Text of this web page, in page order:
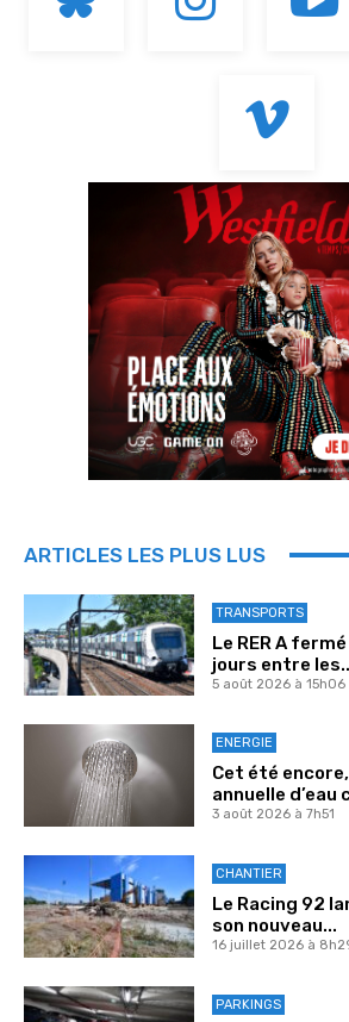
ARTICLES LES PLUS LUS
TRANSPORTS
Le RER A
jours entre
5 août 2026 à 15h06
ENERGIE
Cet été
annuelle d’eau
3 août 2026 à 7h51
CHANTIER
Le Racing 92
son nouveau...
16 juillet 2026 à
PARKINGS